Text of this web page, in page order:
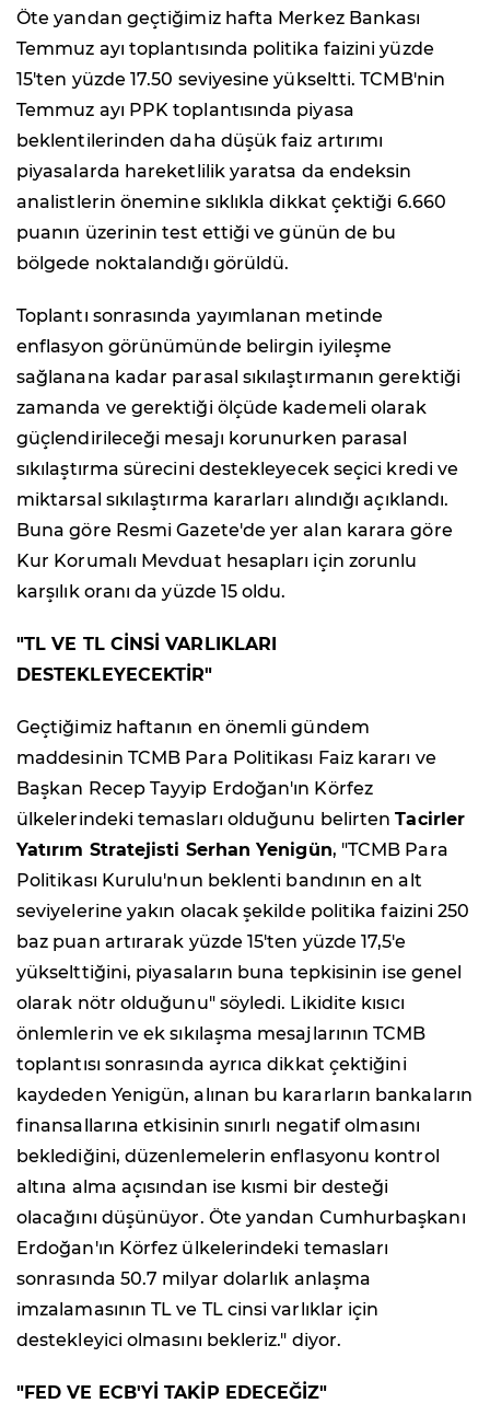
Öte yandan geçtiğimiz hafta Merkez Bankası
Temmuz ayı toplantısında politika faizini yüzde
15'ten yüzde 17.50 seviyesine yükseltti. TCMB'nin
Temmuz ayı PPK toplantısında piyasa
beklentilerinden daha düşük faiz artırımı
piyasalarda hareketlilik yaratsa da endeksin
analistlerin önemine sıklıkla dikkat çektiği 6.660
puanın üzerinin test ettiği ve günün de bu
bölgede noktalandığı görüldü.
Toplantı sonrasında yayımlanan metinde
enflasyon görünümünde belirgin iyileşme
sağlanana kadar parasal sıkılaştırmanın gerektiği
zamanda ve gerektiği ölçüde kademeli olarak
güçlendirileceği mesajı korunurken parasal
sıkılaştırma sürecini destekleyecek seçici kredi ve
miktarsal sıkılaştırma kararları alındığı açıklandı.
Buna göre Resmi Gazete'de yer alan karara göre
Kur Korumalı Mevduat hesapları için zorunlu
karşılık oranı da yüzde 15 oldu.
"TL VE TL CİNSİ VARLIKLARI
DESTEKLEYECEKTİR"
Geçtiğimiz haftanın en önemli gündem
maddesinin TCMB Para Politikası Faiz kararı ve
Başkan Recep Tayyip Erdoğan'ın Körfez
ülkelerindeki temasları olduğunu belirtenTacirler
Yatırım Stratejisti Serhan Yenigün, "TCMB Para
Politikası Kurulu'nun beklenti bandının en alt
seviyelerine yakın olacak şekilde politika faizini 250
baz puan artırarak yüzde 15'ten yüzde 17,5'e
yükselttiğini, piyasaların buna tepkisinin ise genel
olarak nötr olduğunu" söyledi. Likidite kısıcı
önlemlerin ve ek sıkılaşma mesajlarının TCMB
toplantısı sonrasında ayrıca dikkat çektiğini
kaydeden Yenigün, alınan bu kararların bankaların
finansallarına etkisinin sınırlı negatif olmasını
beklediğini, düzenlemelerin enflasyonu kontrol
altına alma açısından ise kısmi bir desteği
olacağını düşünüyor. Öte yandan Cumhurbaşkanı
Erdoğan'ın Körfez ülkelerindeki temasları
sonrasında 50.7 milyar dolarlık anlaşma
imzalamasının TL ve TL cinsi varlıklar için
destekleyici olmasını bekleriz." diyor.
"FED VE ECB'Yİ TAKİP EDECEĞİZ"